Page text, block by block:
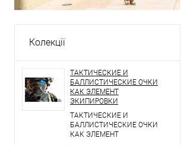
Колекції
ТАКТИЧЕСКИЕ И
БАЛЛИСТИЧЕСКИЕ ОЧКИ
КАК ЭЛЕМЕНТ
ЭКИПИРОВКИ
ТАКТИЧЕСКИЕ И
БАЛЛИСТИЧЕСКИЕ ОЧКИ
КАК ЭЛЕМЕНТ